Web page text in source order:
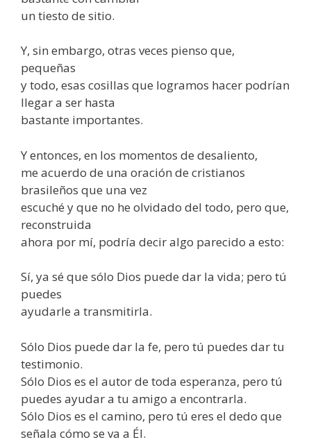
un tiesto de sitio.
Y, sin embargo, otras veces pienso que,
pequeñas
y todo, esas cosillas que logramos hacer podrían
llegar a ser hasta
bastante importantes.
Y entonces, en los momentos de desaliento,
me acuerdo de una oración de cristianos
brasileños que una vez
escuché y que no he olvidado del todo, pero que,
reconstruida
ahora por mí, podría decir algo parecido a esto:
Sí, ya sé que sólo Dios puede dar la vida; pero tú
puedes
ayudarle a transmitirla.
Sólo Dios puede dar la fe, pero tú puedes dar tu
testimonio.
Sólo Dios es el autor de toda esperanza, pero tú
puedes ayudar a tu amigo a encontrarla.
Sólo Dios es el camino, pero tú eres el dedo que
señala cómo se va a Él.